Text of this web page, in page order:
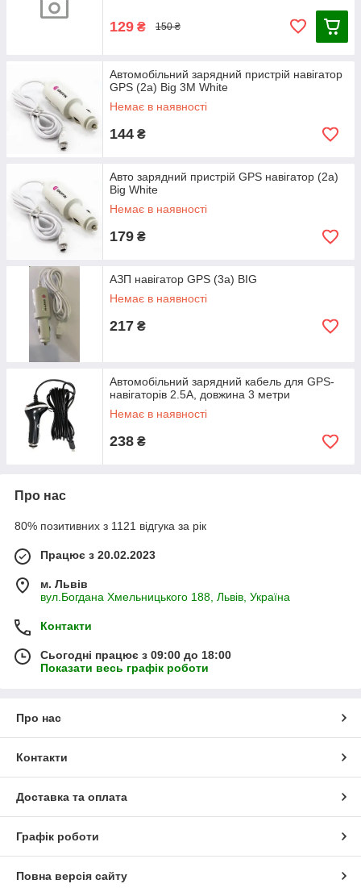
129 ₴ 150 ₴
Автомобільний зарядний пристрій навігатор
GPS (2а) Big 3M White
Немає в наявності
144 ₴
Авто зарядний пристрій GPS навігатор (2а)
Big White
Немає в наявності
179 ₴
АЗП навігатор GPS (3а) BIG
Немає в наявності
217 ₴
Автомобільний зарядний кабель для GPS-
навігаторів 2.5A, довжина 3 метри
Немає в наявності
238 ₴
Про нас
80% позитивних з 1121 відгука за рік
Працює з 20.02.2023
м. Львів
вул.Богдана Хмельницького 188, Львів, Україна
Контакти
Сьогодні працює з 09:00 до 18:00
Показати весь графік роботи
Про нас
Контакти
Доставка та оплата
Графік роботи
Повна версія сайту